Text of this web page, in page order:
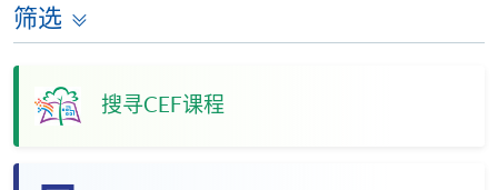
站
筛选
搜寻CEF课程